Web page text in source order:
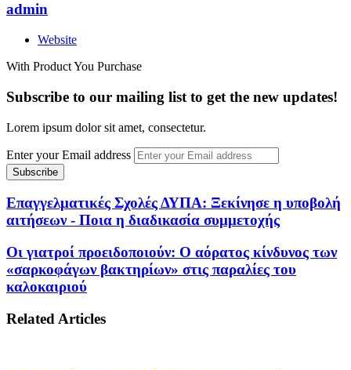
admin
Website
With Product You Purchase
Subscribe to our mailing list to get the new updates!
Lorem ipsum dolor sit amet, consectetur.
Enter your Email address
Επαγγελματικές Σχολές ΔΥΠΑ: Ξεκίνησε η υποβολή
αιτήσεων - Ποια η διαδικασία συμμετοχής
Οι γιατροί προειδοποιούν: Ο αόρατος κίνδυνος των
«σαρκοφάγων βακτηρίων» στις παραλίες του
καλοκαιριού
Related Articles